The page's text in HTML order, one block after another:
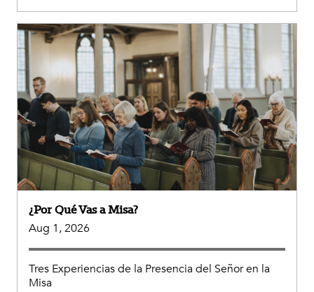
¿Por Qué Vas a Misa?
Aug 1, 2026
Tres Experiencias de la Presencia del Señor en la
Misa